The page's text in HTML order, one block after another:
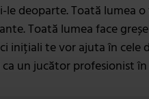
deoparte. Toată lumea
Toată lumea face
inițiali te vor ajuta în cele
un jucător profesionist